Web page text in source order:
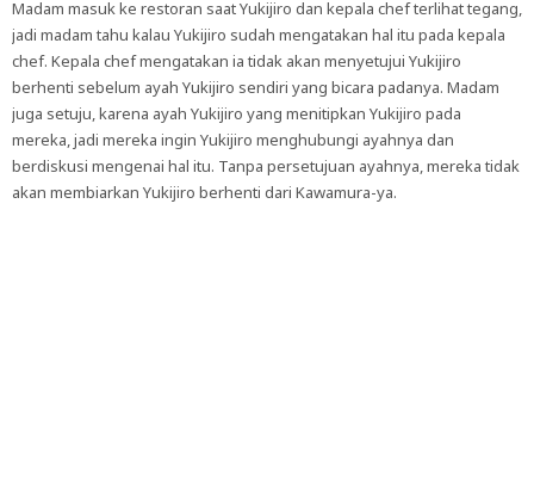
Madam masuk ke restoran saat Yukijiro dan kepala chef terlihat tegang,
jadi madam tahu kalau Yukijiro sudah mengatakan hal itu pada kepala
chef. Kepala chef mengatakan ia tidak akan menyetujui Yukijiro
berhenti sebelum ayah Yukijiro sendiri yang bicara padanya. Madam
juga setuju, karena ayah Yukijiro yang menitipkan Yukijiro pada
mereka, jadi mereka ingin Yukijiro menghubungi ayahnya dan
berdiskusi mengenai hal itu. Tanpa persetujuan ayahnya, mereka tidak
akan membiarkan Yukijiro berhenti dari Kawamura-ya.